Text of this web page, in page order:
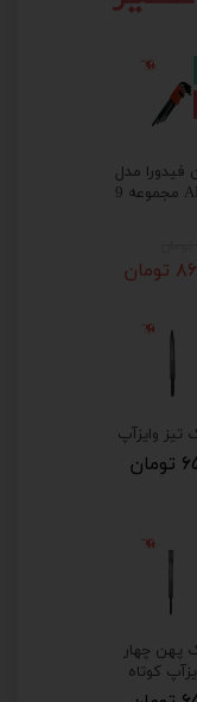
فیدورا مدل
AM1020 مجموعه 9
تیز وایزآپ
پهن چهار
کوتاه